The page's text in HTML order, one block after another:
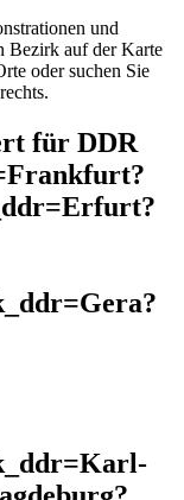
und
Bezirk auf der Karte
oder suchen Sie
für DDR